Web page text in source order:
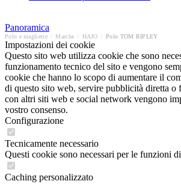
Panoramica
Polo e magliette Marche HAJO Polo TOM RIPLEY
Impostazioni dei cookie
Questo sito web utilizza cookie che sono
funzionamento tecnico del sito e vengono
cookie che hanno lo scopo di aumentare il
di questo sito web, servire pubblicità diretta o
con altri siti web e social network vengono
vostro consenso.
Configurazione
Tecnicamente necessario
Questi cookie sono necessari per le funzioni
Caching personalizzato